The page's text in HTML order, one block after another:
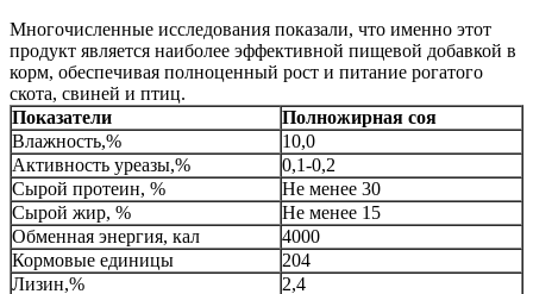
Многочисленные исследования показали, что именно этот
продукт является наиболее эффективной пищевой добавкой в
корм, обеспечивая полноценный рост и питание рогатого
скота, свиней и птиц.
Показатели
Полножирная соя
Влажность,%
10,0
Активность уреазы,%
0,1-0,2
Сырой протеин, %
Не менее 30
Сырой жир, %
Не менее 15
Обменная энергия, кал
4000
Кормовые единицы
204
Лизин,%
2,4